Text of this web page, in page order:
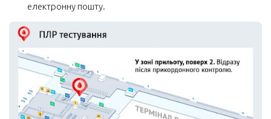
електронну пошту.